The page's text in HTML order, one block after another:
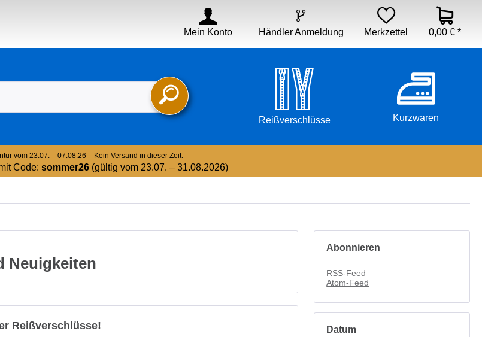
Mein Konto Händler Anmeldung

Merkzettel

0,00 € *

Reißverschlüsse Kurzwaren
vom 23.07. – 07.08.26 – Kein Versand in dieser Zeit.
Code: sommer26(gültig vom 23.07. – 31.08.2026)
Abonnieren
RSS-Feed
Atom-Feed
Datum
Neuigkeiten
Reißverschlüsse!